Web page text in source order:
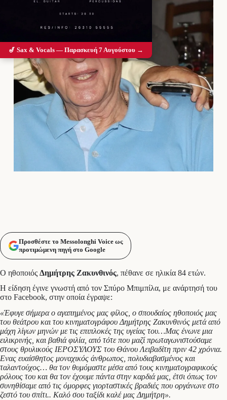
Προσθέστε το Messolonghi Voice ως
προτιμώμενη πηγή στο Google
Ο ηθοποιός Δημήτρης Ζακυνθινός, πέθανε σε ηλικία 84 ετών.
Η είδηση έγινε γνωστή από τον Σπύρο Μπιμπίλα, με ανάρτησή του
στο Facebook, στην οποία έγραψε:
«Έφυγε σήμερα ο αγαπημένος μας φίλος, ο σπουδαίος ηθοποιός μας
του θεάτρου και του κινηματογράφου Δημήτρης Ζακυνθινός μετά από
μάχη λίγων μηνών με τις επιπλοκές της υγείας του…Μας ένωνε μια
ειλικρινής, και βαθιά φιλία, από τότε που μαζί πρωταγωνιστούσαμε
στους θρυλικούς ΙΕΡΟΣΥΛΟΥΣ του Θάνου Λειβαδίτη πριν 42 χρόνια.
Ενας ευαίσθητος μοναχικός άνθρωπος, πολυδιαβασμένος και
ταλαντούχος… θα τον θυμόμαστε μέσα από τους κινηματογραφικούς
ρόλους του και θα τον έχουμε πάντα στην καρδιά μας, έτσι όπως τον
συνηθίσαμε από τις όμορφες γιορταστικές βραδιές που οργάνωνε στο
ζεστό του σπίτι.. Καλό σου ταξίδι καλέ μας Δημήτρη».
🎷 Sax & Vocals — Παρασκευή 7 Αυγούστου →